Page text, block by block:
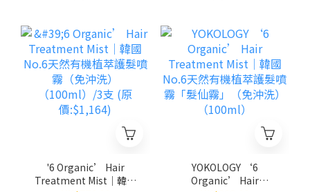
'6 Organic’ Hair
Treatment Mist│韓國
YOKOLOGY ‘6
Organic’ Hair